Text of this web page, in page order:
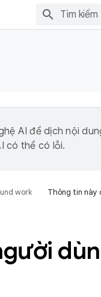
AI để dịch nội
có thể có lỗi.
work
Thông tin này